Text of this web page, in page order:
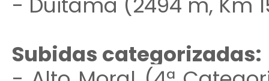
Subidas categorizadas: